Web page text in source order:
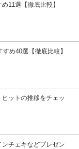
11選【徹底比較】
め40選【徹底比較】
ットの推移をチェッ
チェキなどプレゼン